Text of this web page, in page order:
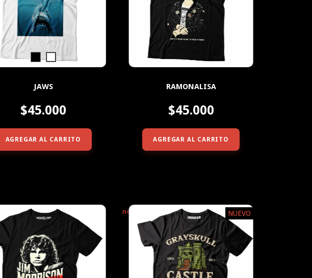
JAWS
$45.000
AGREGAR AL CARRITO
RAMONALISA
$45.000
AGREGAR AL CARRITO
0% NUEVO